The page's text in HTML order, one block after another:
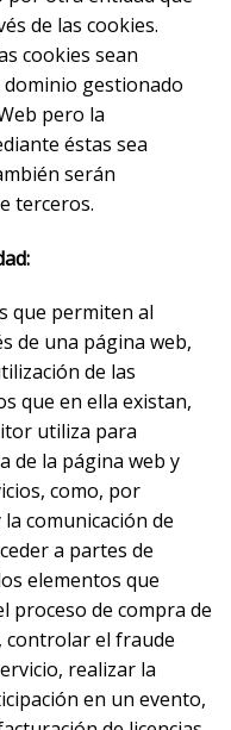
de las cookies.
cookies sean
gestionado
pero la
éstas sea
serán
terceros.
que permiten al
de una página web,
de las
que en ella existan,
utiliza para
de la página web y
como, por
comunicación de
a partes de
elementos que
proceso de compra de
controlar el fraude
realizar la
en un evento,